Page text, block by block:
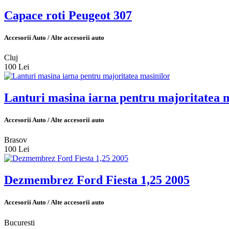
Capace roti Peugeot 307
Accesorii Auto / Alte accesorii auto
Cluj
100 Lei
Lanturi masina iarna pentru majoritatea
Accesorii Auto / Alte accesorii auto
Brasov
100 Lei
Dezmembrez Ford Fiesta 1,25 2005
Accesorii Auto / Alte accesorii auto
Bucuresti